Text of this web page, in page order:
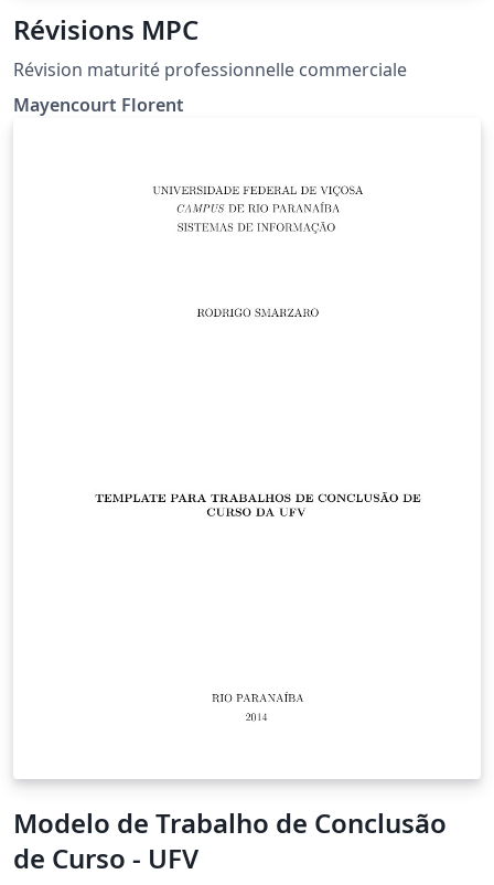
Révisions MPC
Révision maturité professionnelle commerciale
Mayencourt Florent
Modelo de Trabalho de Conclusão
de Curso - UFV